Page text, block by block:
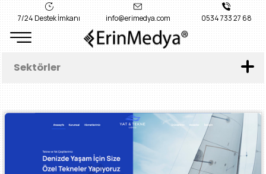
Sektörler
7/24 Destek İmkanı info@erimedya.com 0534 733 27 68